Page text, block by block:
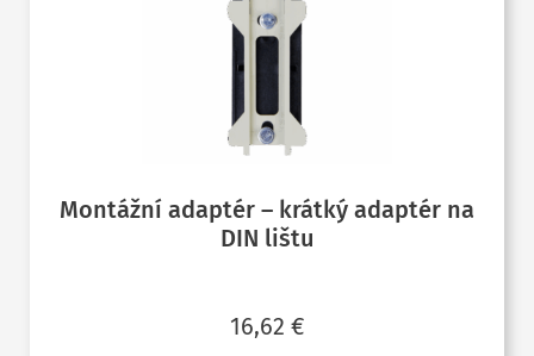
Montážní adaptér – krátký adaptér na
DIN lištu
16,62 €